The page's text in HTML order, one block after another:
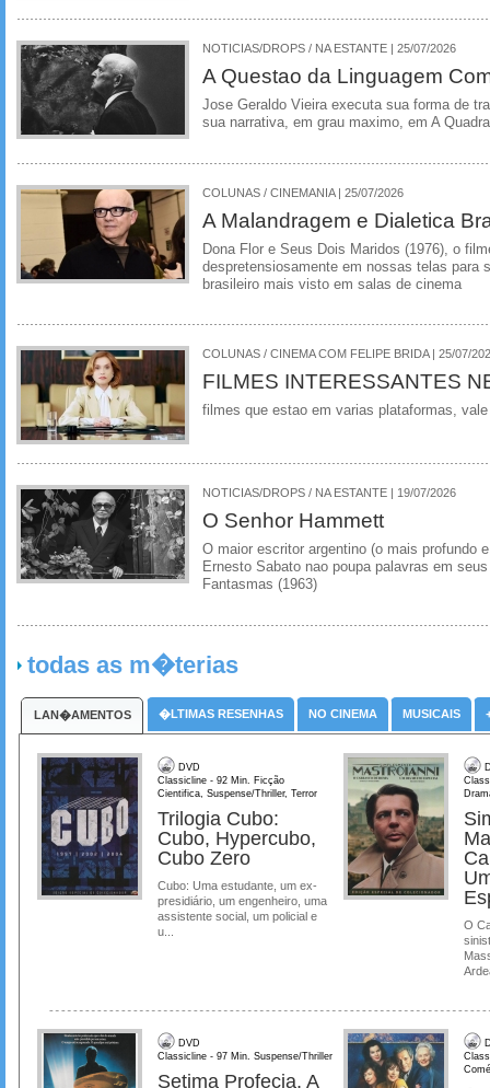
NOTICIAS/DROPS / NA ESTANTE | 25/07/2026
A Questao da Linguagem
Jose Geraldo Vieira executa sua forma de
sua narrativa, em grau maximo, em A
COLUNAS / CINEMANIA | 25/07/2026
A Malandragem e Dialetica
Dona Flor e Seus Dois Maridos (1976), o
despretensiosamente em nossas telas para
brasileiro mais visto em salas de cinema
COLUNAS / CINEMA COM FELIPE BRIDA | 25/07/
FILMES INTERESSANTES
filmes que estao em varias plataformas,
NOTICIAS/DROPS / NA ESTANTE | 19/07/2026
O Senhor Hammett
O maior escritor argentino (o mais profundo
Ernesto Sabato nao poupa palavras em
Fantasmas (1963)
todas as m�terias
LAN�AMENTOS �LTIMAS RESENHAS NO CINEMA MUSICAIS
DVD
Classicline - 92 Min. Ficção
Cientifica, Suspense/Thriller, Terror
Trilogia Cubo:
Cubo, Hypercubo,
Cubo Zero
Cubo: Uma estudante, um ex-
presidiário, um engenheiro, uma
assistente social, um policial e
u...
O
DVD
Classicline - 97 Min. Suspense/Thriller
Setima Profecia, A